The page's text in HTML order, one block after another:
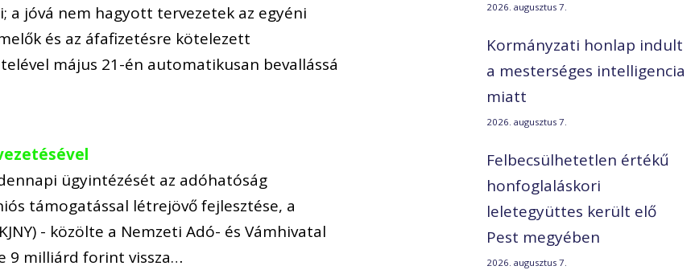
a jóvá nem hagyott tervezetek az egyéni
és az áfafizetésre kötelezett
május 21-én automatikusan bevallássá
ügyintézését az adóhatóság
támogatással létrejövő fejlesztése, a
- közölte a Nemzeti Adó- és Vámhivatal
9 milliárd forint vissza…
2026. augusztus 7.
Kormányzati honlap indult
a mesterséges intelligencia
miatt
2026. augusztus 7.
Felbecsülhetetlen értékű
honfoglaláskori
leletegyüttes került elő
Pest megyében
2026. augusztus 7.